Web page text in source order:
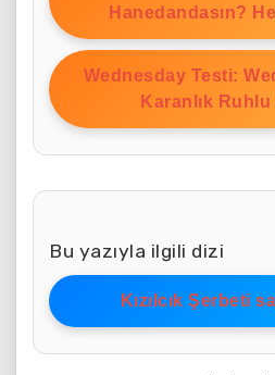
Hanedandasın?
Wednesday Testi:
Karanlık
Bu yazıyla ilgili dizi
Kızılcık Şerbeti